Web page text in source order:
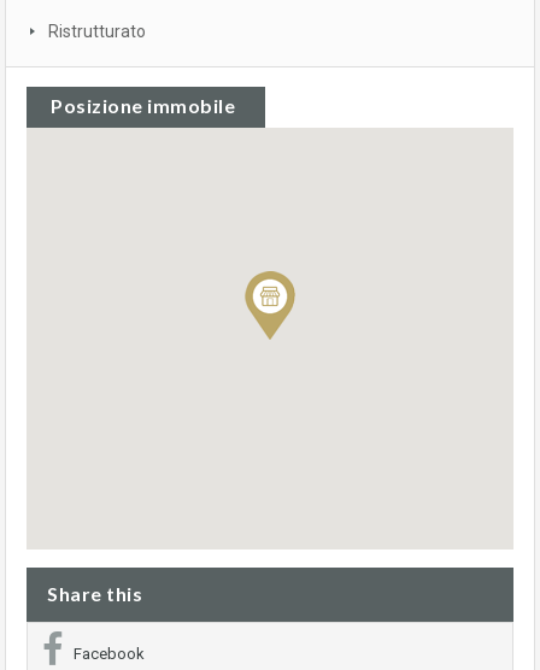
Ristrutturato
Posizione immobile
Share this
Facebook